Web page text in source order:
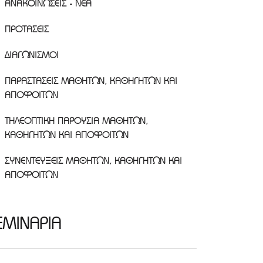
ΑΝΑΚΟΙΝΩΣΕΙΣ - ΝΕΑ
ΠΡΟΤΑΣΕΙΣ
ΔΙΑΓΩΝΙΣΜΟΙ
ΠΑΡΑΣΤΑΣΕΙΣ ΜΑΘΗΤΩΝ, ΚΑΘΗΓΗΤΩΝ ΚΑΙ
ΑΠΟΦΟΙΤΩΝ
ΤΗΛΕΟΠΤΙΚΗ ΠΑΡΟΥΣΙΑ ΜΑΘΗΤΩΝ,
ΚΑΘΗΓΗΤΩΝ ΚΑΙ ΑΠΟΦΟΙΤΩΝ
ΣΥΝΕΝΤΕΥΞΕΙΣ ΜΑΘΗΤΩΝ, ΚΑΘΗΓΗΤΩΝ ΚΑΙ
ΑΠΟΦΟΙΤΩΝ